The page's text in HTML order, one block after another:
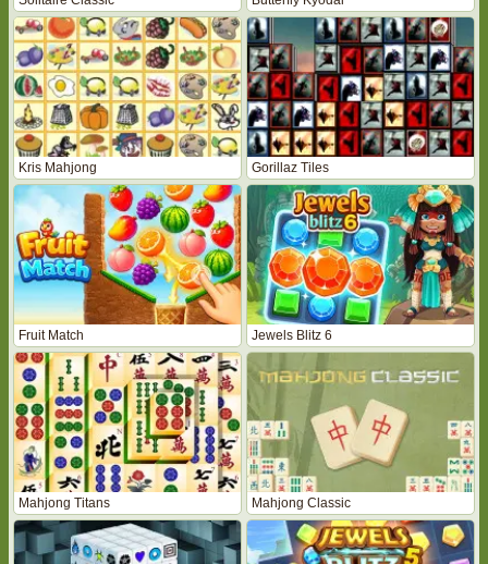
Kris Mahjong Gorillaz Tiles
Fruit Match Jewels Blitz 6
Mahjong Titans Mahjong Classic